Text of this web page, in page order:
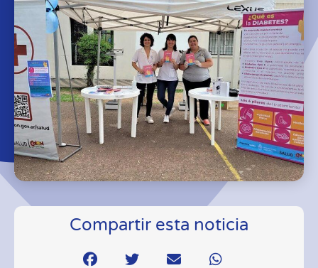
Compartir esta noticia